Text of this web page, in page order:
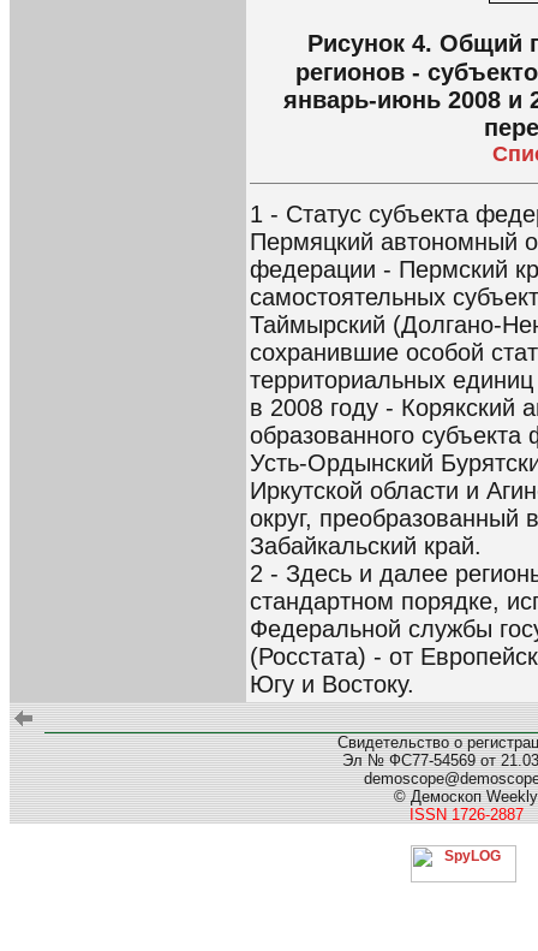
Рисунок 4. Общий
регионов -
январь-июнь 2008 и
1 - Статус субъекта
Пермяцкий автономный
федерации - Пермский
самостоятельных
Таймырский (Долгано-
сохранившие особой
территориальных
в 2008 году - Корякский
образованного
Усть-Ордынский
Иркутской области и
округ, преобразованный
Забайкальский край.
2 - Здесь и далее
стандартном порядке,
Федеральной службы
(Росстата) - от
Югу и Востоку.
Свидетельство о
Эл № ФС77-54569 от
© Демоскоп Weekly
ISSN 1726-2887